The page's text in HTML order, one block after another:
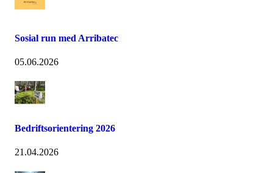
Sosial run med Arribatec
05.06.2026
Bedriftsorientering 2026
21.04.2026